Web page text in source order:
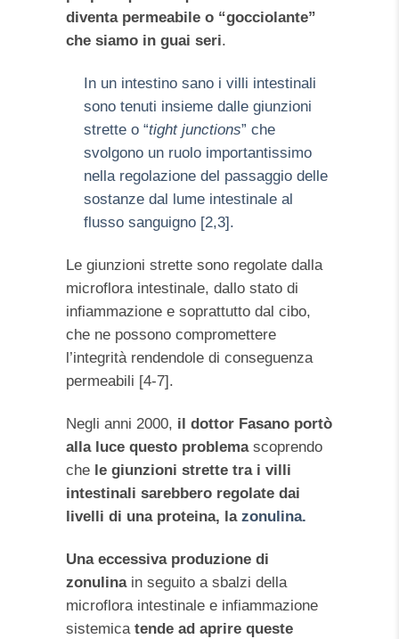
diventa permeabile o “gocciolante”
che siamo in guai seri.
In un intestino sano i villi intestinali
sono tenuti insieme dalle giunzioni
strette o “tight junctions” che
svolgono un ruolo importantissimo
nella regolazione del passaggio delle
sostanze dal lume intestinale al
flusso sanguigno [2,3].
Le giunzioni strette sono regolate dalla
microflora intestinale, dallo stato di
infiammazione e soprattutto dal cibo,
che ne possono compromettere
l’integrità rendendole di conseguenza
permeabili [4-7].
Negli anni 2000, il dottor Fasano portò
alla luce questo problema scoprendo
che le giunzioni strette tra i villi
intestinali sarebbero regolate dai
livelli di una proteina, la zonulina.
Una eccessiva produzione di
zonulina in seguito a sbalzi della
microflora intestinale e infiammazione
sistemica tende ad aprire queste